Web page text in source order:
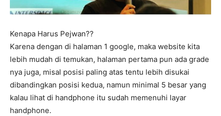
Kenapa Harus Pejwan??
Karena dengan di halaman 1 google, maka website kita
lebih mudah di temukan, halaman pertama pun ada grade
nya juga, misal posisi paling atas tentu lebih disukai
dibandingkan posisi kedua, namun minimal 5 besar yang
kalau lihat di handphone itu sudah memenuhi layar
handphone.